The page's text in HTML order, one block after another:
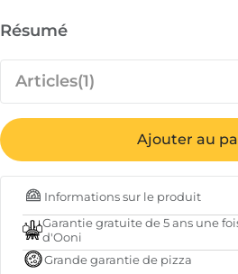
Résumé
Articles(1)
Hub de température
Ooni Connect™
Sous-total
Ajouter au
Informations sur le produit
Garantie gratuite de 5 ans une
d'Ooni
Grande garantie de pizza